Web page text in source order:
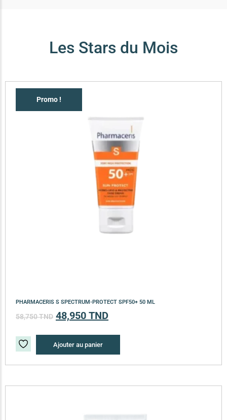
Les Stars du Mois
Promo !
PHARMACERIS S SPECTRUM-PROTECT SPF50+ 50 ML
58,750TND 48,950 TND
Ajouter au panier